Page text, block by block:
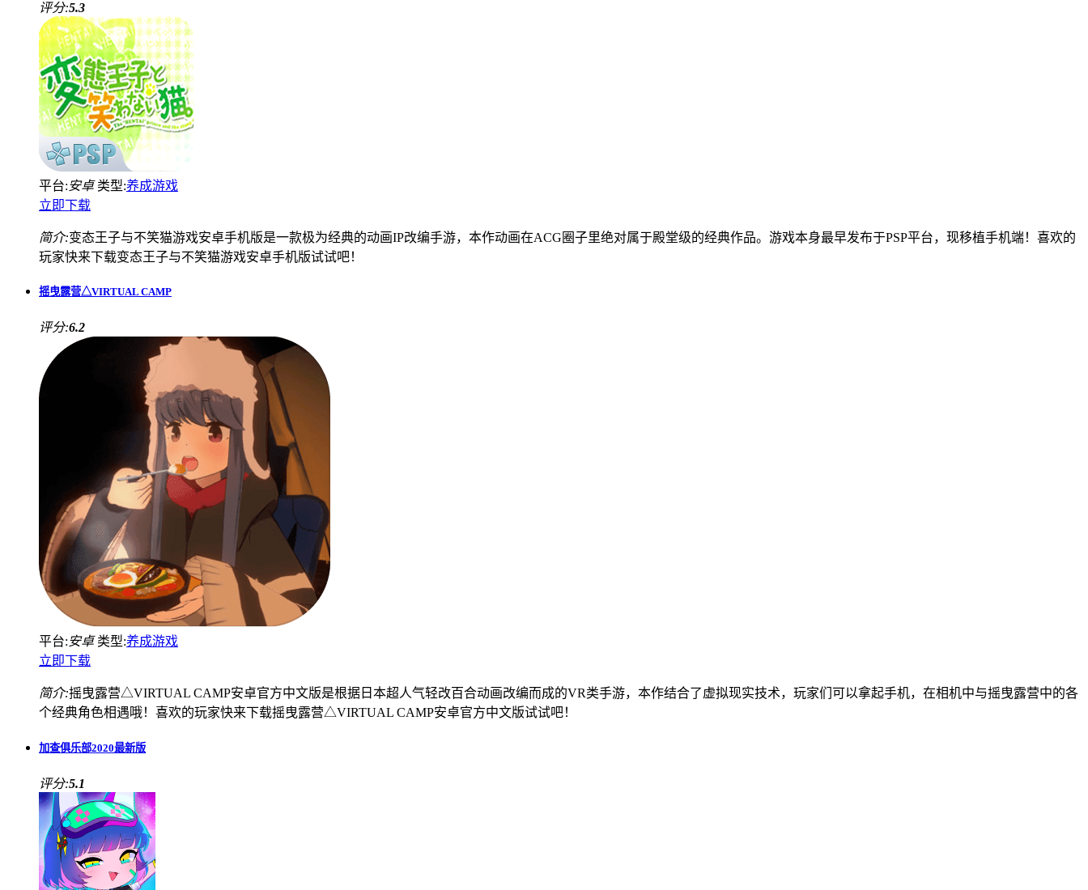
评分:5.3
平台:安卓 类型:养成游戏
立即下载
简介:变态王子与不笑猫游戏安卓手机版是一款极为经典的动画IP改编手游，本作动画在ACG圈子里绝对属于殿堂级的经典作品。游戏本身最早发布于PSP平台，现移植手机端！喜欢的
玩家快来下载变态王子与不笑猫游戏安卓手机版试试吧！
摇曳露营△VIRTUAL CAMP
评分:6.2
平台:安卓 类型:养成游戏
立即下载
简介:摇曳露营△VIRTUAL CAMP安卓官方中文版是根据日本超人气轻改百合动画改编而成的VR类手游，本作结合了虚拟现实技术，玩家们可以拿起手机，在相机中与摇曳露营中的各
个经典角色相遇哦！喜欢的玩家快来下载摇曳露营△VIRTUAL CAMP安卓官方中文版试试吧！
加查俱乐部2020最新版
评分:5.1